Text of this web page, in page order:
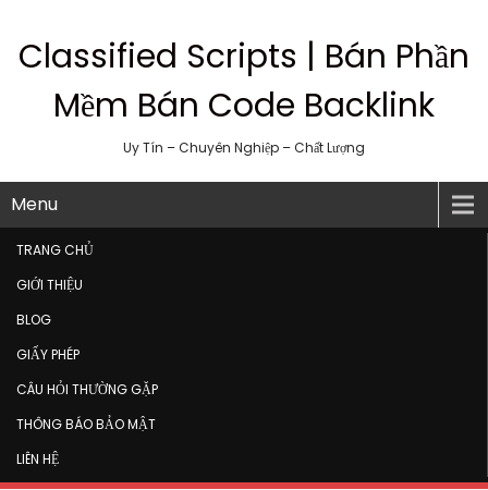
Classified Scripts | Bán Phần
Mềm Bán Code Backlink
Uy Tín – Chuyên Nghiệp – Chất Lượng
Menu
TRANG CHỦ
GIỚI THIỆU
BLOG
GIẤY PHÉP
CÂU HỎI THƯỜNG GẶP
THÔNG BÁO BẢO MẬT
LIÊN HỆ